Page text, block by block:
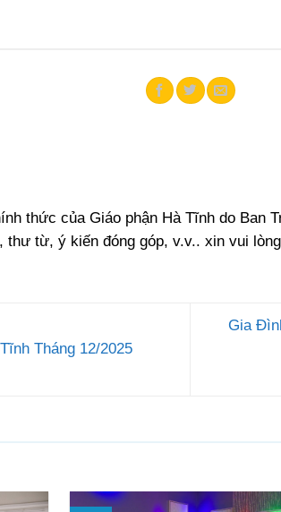
thức của Giáo phận Hà Tĩnh do Ban
thư từ, ý kiến đóng góp, v.v.. xin vui
Tháng 12/2025
Gia